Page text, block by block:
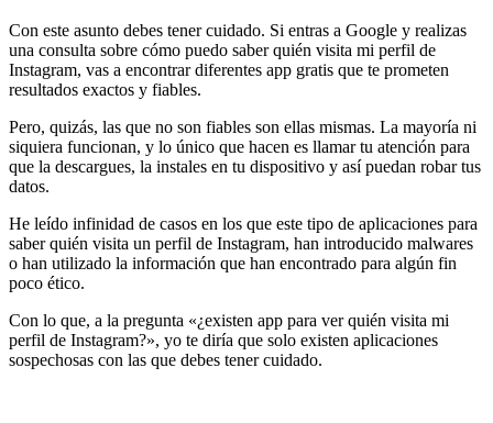
Con este asunto debes tener cuidado. Si entras a Google y realizas
una consulta sobre cómo puedo saber quién visita mi perfil de
Instagram, vas a encontrar diferentes app gratis que te prometen
resultados exactos y fiables.
Pero, quizás, las que no son fiables son ellas mismas. La mayoría ni
siquiera funcionan, y lo único que hacen es llamar tu atención para
que la descargues, la instales en tu dispositivo y así puedan robar tus
datos.
He leído infinidad de casos en los que este tipo de aplicaciones para
saber quién visita un perfil de Instagram, han introducido malwares
o han utilizado la información que han encontrado para algún fin
poco ético.
Con lo que, a la pregunta «¿existen app para ver quién visita mi
perfil de Instagram?», yo te diría que solo existen aplicaciones
sospechosas con las que debes tener cuidado.